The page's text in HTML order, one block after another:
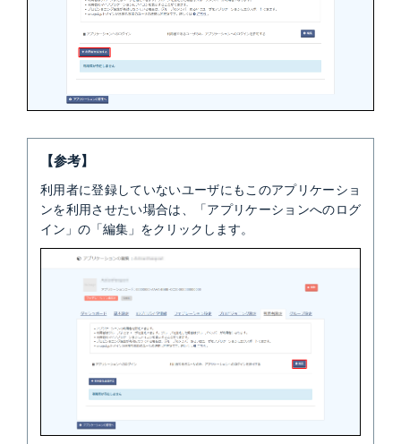
【参考】
利用者に登録していないユーザにもこのアプリケーショ
ンを利用させたい場合は、「アプリケーションへのログ
イン」の「編集」をクリックします。